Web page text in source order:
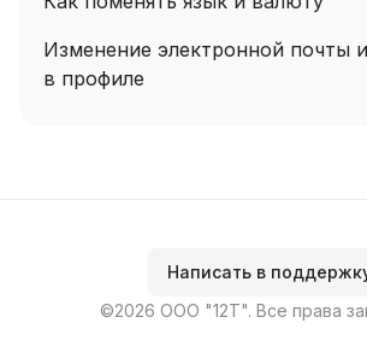
Изменение электронной почты
в профиле
Написать в
©2026 ООО "12Т". Все права